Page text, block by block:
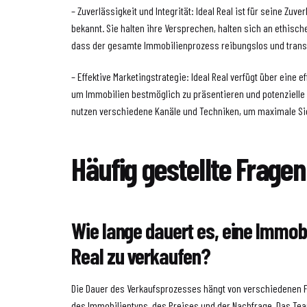
– Zuverlässigkeit und Integrität: Ideal Real ist für seine
bekannt. Sie halten ihre Versprechen, halten sich an
dass der gesamte Immobilienprozess reibungslos und
– Effektive Marketingstrategie: Ideal Real verfügt über eine
um Immobilien bestmöglich zu präsentieren und
nutzen verschiedene Kanäle und Techniken, um maximale
Häufig gestellte
Wie lange dauert es, eine
Real zu verkaufen?
Die Dauer des Verkaufsprozesses hängt von